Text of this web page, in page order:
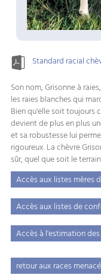
Standard racial
Son nom, Grisonne à
les raies blanches qui
Bien qu'elle soit toujours
devient de plus en plus
et sa robustesse lui
rigoureux. La chèvre
sûr, quel que soit le
Accès aux listes mères
Accès aux listes de
Accès à l'estimation
retour aux races